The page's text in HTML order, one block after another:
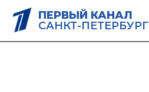
ПЕРВЫЙ КАНАЛ
САНКТ-ПЕТЕРБУРГ